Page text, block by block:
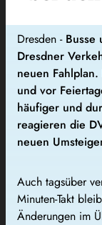
Dresden - Busse
Dresdner
neuen
und vor
häufiger und
reagieren die
neuen
Auch tagsüber
Minuten-Takt
Änderungen im